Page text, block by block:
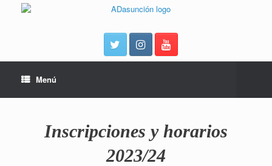
Menú
Inscripciones y horarios
2023/24